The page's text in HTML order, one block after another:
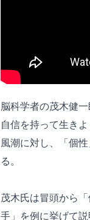
脳科学者の茂木健
自信を持って生き
風潮に対し、「個
る。
茂木氏は冒頭から
手」を例に挙げて